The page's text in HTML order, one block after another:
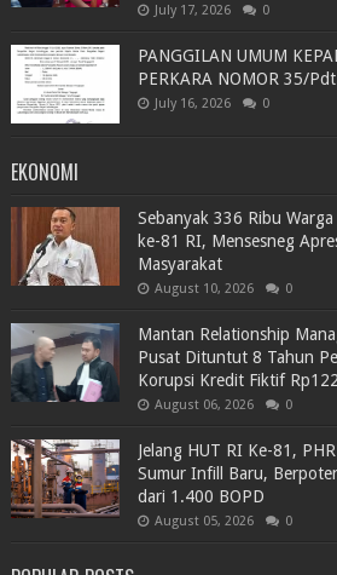
July 17, 2026 0
PANGGILAN UMUM
PERKARA NOMOR 35/
July 16, 2026 0
EKONOMI
Sebanyak 336 Ribu
ke-81 RI, Mensesneg
Masyarakat
August 10, 2026 0
Mantan Relationship
Pusat Dituntut 8 Tahun
Korupsi Kredit Fiktif
August 06, 2026 0
Jelang HUT RI Ke-81,
Sumur Infill Baru,
dari 1.400 BOPD
August 05, 2026 0